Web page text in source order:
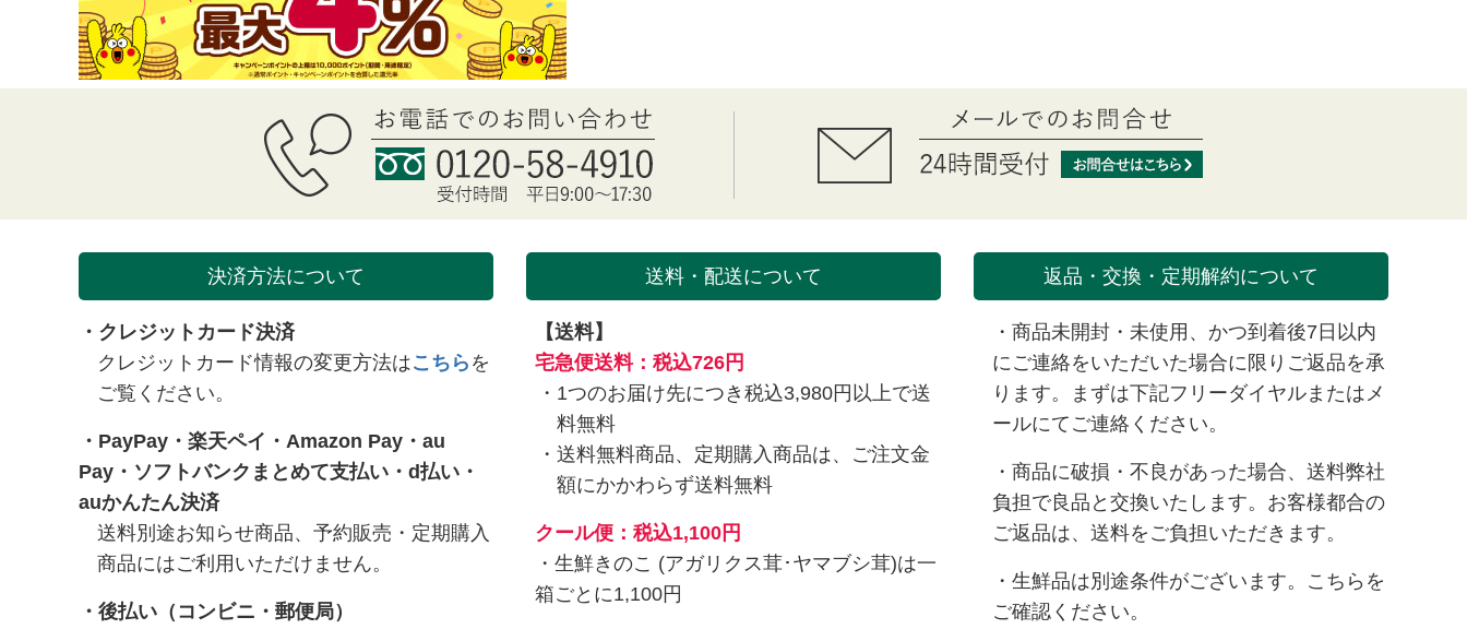
決済方法について
・クレジットカード決済
クレジットカード情報の変更方法はこちら を
ご覧ください。
・ PayPay ・ 楽天ペイ ・ Amazon Pay ・ au
Pay ・ ソフトバンクまとめて支払い ・ d払い ・
auかんたん決済
送料別途お知らせ商品、予約販売・定期購入
商品にはご利用いただけません。
・ 後払い（コンビニ・郵便局）
送料・配送について
【送料】
宅急便送料：税込726円
1つのお届け先につき税込3,980円以上で送
料無料
送料無料商品、定期購入商品は、ご注文金
額にかかわらず送料無料
クール便：税込1,100円
・生鮮きのこ (アガリクス茸･ヤマブシ茸)は一
箱ごとに1,100円
返品・交換・定期解約について
・商品未開封・未使用、かつ到着後7日以内
にご連絡をいただいた場合に限りご返品を承
ります。まずは下記フリーダイヤルまたは メ
ールにてご連絡ください。
・商品に破損・不良があった場合、送料弊社
負担で良品と交換いたします。お客様都合の
ご返品は、送料をご負担いただきます。
・生鮮品は別途条件がございます。 こちら を
ご確認ください。